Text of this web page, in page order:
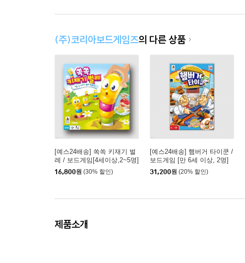
(주)코리아보드게임즈의 다른 상품
[예스24배송] 쏙쏙 키재기 벌
레 / 보드게임[4세이상,2~5명]
16,800원 (30% 할인)
[예스24배송] 햄버거 타이쿤 /
보드게임 [만 6세 이상, 2명]
31,200원 (20% 할인)
제품소개